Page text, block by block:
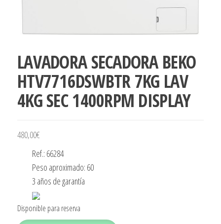
LAVADORA SECADORA BEKO
HTV7716DSWBTR 7KG LAV
4KG SEC 1400RPM DISPLAY
480,00€
Ref.: 66284
Peso aproximado: 60
3 años de garantía
Disponible para reserva